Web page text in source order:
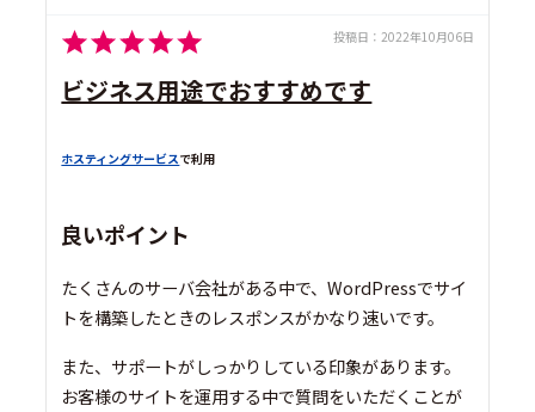
投稿日： 2022年10月06日
ビジネス用途でおすすめです
ホスティングサービスで利用
良いポイント
たくさんのサーバ会社がある中で、WordPressでサイ
トを構築したときのレスポンスがかなり速いです。
また、サポートがしっかりしている印象があります。
お客様のサイトを運用する中で質問をいただくことが